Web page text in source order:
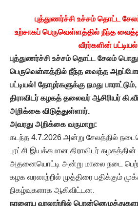
புத்துணர்ச்சி உச்சம் தொட்ட
உற்சாகப் பெருவெள்ளத்தில் நீந்த
வீரர்களின்
புத்துணர்ச்சி உச்சம் தொட்ட சேலம்
பெருவெள்ளத்தில் நீந்த வைத்த
பட்டியல்! தோழர்களுக்கு நமது பாராட்டும்,
திராவிடர் கழகத் தலைவர் ஆசிரியர் கி.
அறிக்கை விடுத்துள்ளார்.
அவரது அறிக்கை வருமாறு:
கடந்த 4.7.2026 அன்று சேலத்தில்
புரட்சி இயக்கமான திராவிடர் கழகத்தின்
அதனையொட்டி அன்று மாலை நடை
கழக வரலாற்றில் முத்திரை பதிக்கும்
நிகழ்வுகளாக ஆகிவிட்டன.
நாளைய வரலாற்றில்